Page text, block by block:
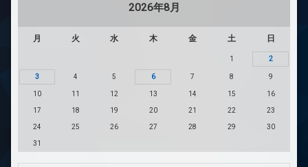
2026年8月
月 火 水 木 金 土 日
1 2
3 4 5 6 7 8 9
10 11 12 13 14 15 16
17 18 19 20 21 22 23
24 25 26 27 28 29 30
31